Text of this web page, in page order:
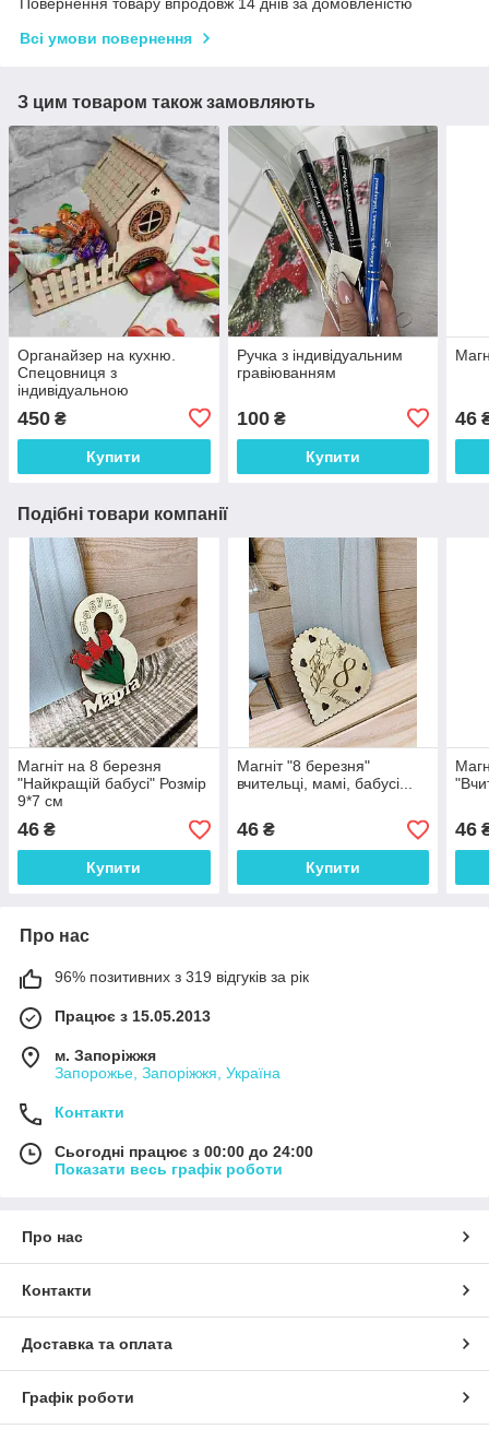
Повернення товару впродовж 14 днів за домовленістю
Всі умови повернення
З цим товаром також замовляють
Органайзер на кухню.
Спецовниця з
індивідуальною
дерево
450 ₴
Купити
Ручка з індивідуальним
гравіюванням
100₴
Купити
46
Подібні товари компанії
Магніт на 8 березня
"Найкращій бабусі" Розмір
9*7 см
46 ₴
Купити
Магніт "8 березня"
вчительці, мамі, бабусі...
46₴
Купити
46
Про нас
96% позитивних з 319 відгуків за рік
Працює з 15.05.2013
м. Запоріжжя
Запорожье, Запоріжжя, Україна
Контакти
Сьогодні працює з 00:00 до 24:00
Показати весь графік роботи
Про нас
Контакти
Доставка та оплата
Графік роботи